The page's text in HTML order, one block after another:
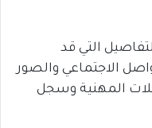
التي قد
الاجتماعي والصور
المهنية وسجل